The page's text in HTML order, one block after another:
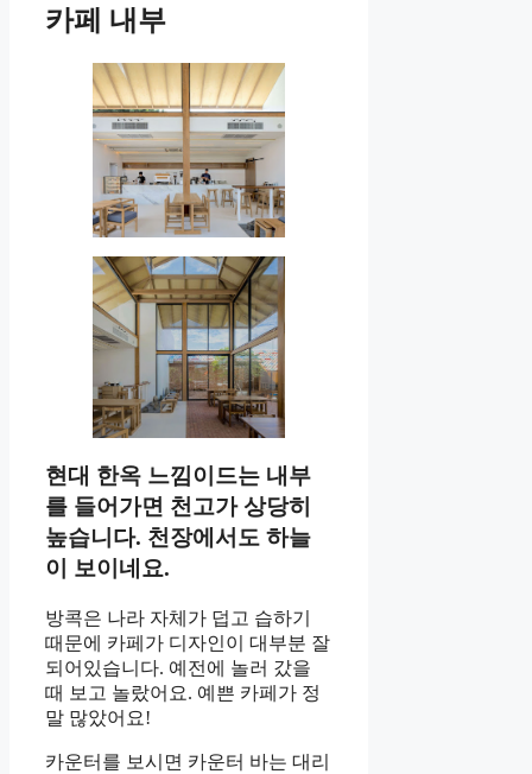
카페 내부
현대 한옥 느낌이드는 내부
를 들어가면 천고가 상당히
높습니다. 천장에서도 하늘
이 보이네요.
방콕은 나라 자체가 덥고 습하기
때문에 카페가 디자인이 대부분 잘
되어있습니다. 예전에 놀러 갔을
때 보고 놀랐어요. 예쁜 카페가 정
말 많았어요!
카운터를 보시면 카운터 바는 대리